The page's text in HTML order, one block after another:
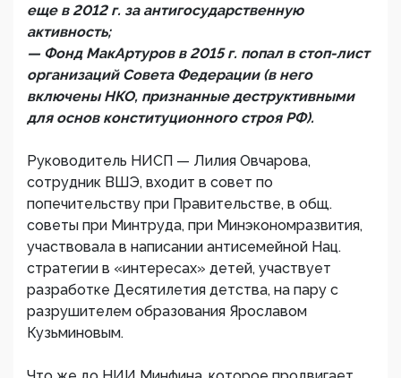
еще в 2012 г. за антигосударственную
активность;
— Фонд МакАртуров в 2015 г. попал в стоп-лист
организаций Совета Федерации (в него
включены НКО, признанные деструктивными
для основ конституционного строя РФ).
Руководитель НИСП — Лилия Овчарова,
сотрудник ВШЭ, входит в совет по
попечительству при Правительстве, в общ.
советы при Минтруда, при Минэкономразвития,
участвовала в написании антисемейной Нац.
стратегии в «интересах» детей, участвует
разработке Десятилетия детства, на пару с
разрушителем образования Ярославом
Кузьминовым.